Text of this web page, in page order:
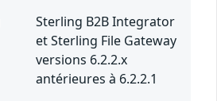
Sterling B2B Integrator
et Sterling File Gateway
versions 6.2.2.x
antérieures à 6.2.2.1